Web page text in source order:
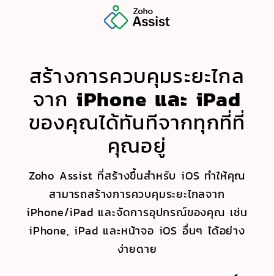
สร้างการควบคุมระยะไกล
จาก iPhone และ iPad
ของคุณได้ทันทีจากทุกที่ที่
คุณอยู่
Zoho Assist ที่สร้างขึ้นสำหรับ iOS ทำให้คุณ
สามารถสร้างการควบคุมระยะไกลจาก
iPhone/iPad และจัดการอุปกรณ์ของคุณ เช่น
iPhone, iPad และหน้าจอ iOS อื่นๆ ได้อย่าง
ง่ายดาย